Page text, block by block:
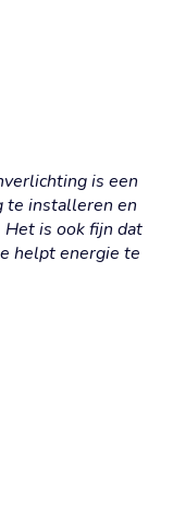
is een
te installeren en
is ook fijn dat
helpt energie te